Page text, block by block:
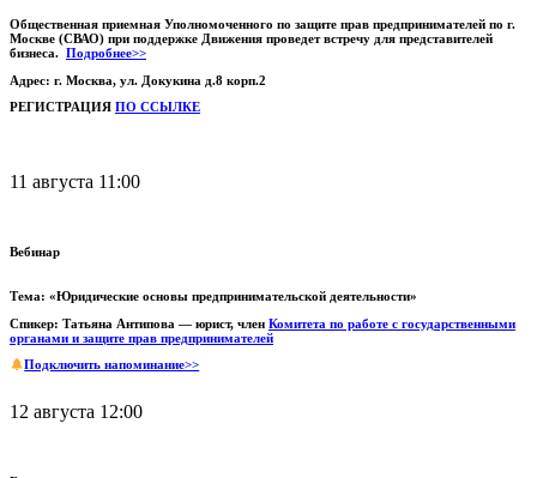
Общественная приемная Уполномоченного по защите прав предпринимателей по г.
Москве (СВАО) при поддержке Движения проведет встречу для представителей
бизнеса. Подробнее>>
Адрес: г. Москва, ул. Докукина д.8 корп.2
РЕГИСТРАЦИЯ ПО ССЫЛКЕ
11 августа 11:00
Вебинар
Тема: «Юридические основы предпринимательской деятельности»
Спикер: Татьяна Антипова — юрист, член Комитета по работе с государственными
органами и защите прав предпринимателей
Подключить напоминание>>
12 августа 12:00